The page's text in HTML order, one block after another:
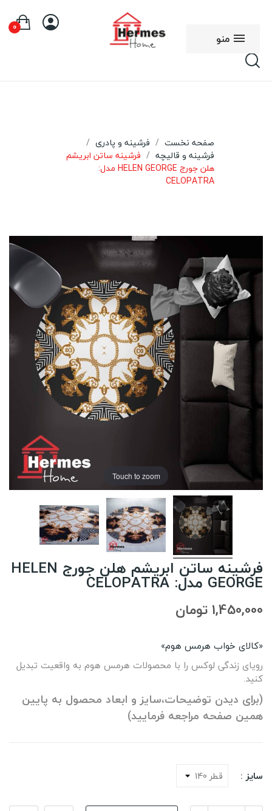
منو
0
صفحه نخست
فرشینه و پادری
فرشینه و قالیچه
فرشینه ساتن ابریشم
هلن جورج HELEN GEORGE مدل:
CELOPATRA
Touch to zoom
فرشینه ساتن ابریشم هلن جورج HELEN
GEORGE مدل: CELOPATRA
1,450,000 تومان
«کالای خواب هرمس هوم»
رویای زندگی لوکس را با محصولات هرمس هوم به واقعیت تبدیل
کنید.
(برای دیدن توضیحات،سایز و ابعاد محصول به پایین
همین صفحه مراجعه فرمایید)
سایز :